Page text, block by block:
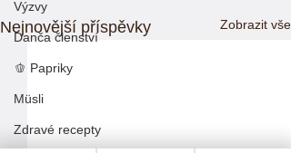
Výzvy
Danča členství
🫑 Papriky
Müsli
Zdravé recepty
Nejnovější příspěvky Zobrazit vše